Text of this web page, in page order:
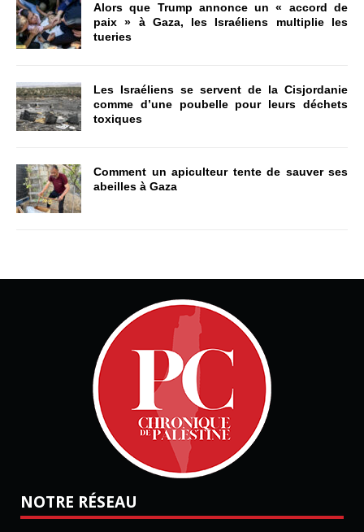
Alors que Trump annonce un « accord de
paix » à Gaza, les Israéliens multiplie les
tueries
Les Israéliens se servent de la Cisjordanie
comme d’une poubelle pour leurs déchets
toxiques
Comment un apiculteur tente de sauver ses
abeilles à Gaza
NOTRE RÉSEAU